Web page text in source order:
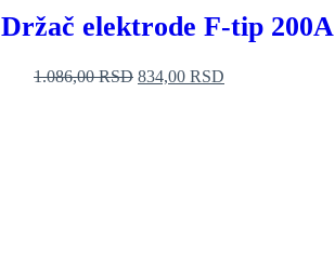
elektrode F-tip 200A
1.086,00RSD 834,00 RSD